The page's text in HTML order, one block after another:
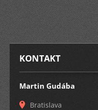
KONTAKT
Martin Gudába
Bratislava